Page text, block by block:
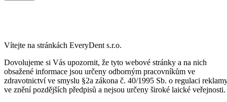
Vítejte na stránkách EveryDent s.r.o.
Dovolujeme si Vás upozornit, že tyto webové stránky a na nich
obsažené informace jsou určeny odborným pracovníkům ve
zdravotnictví ve smyslu §2a zákona č. 40/1995 Sb. o regulaci
ve znění pozdějších předpisů a nejsou určeny široké laické veřejnosti.